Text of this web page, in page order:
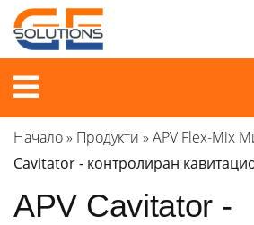
Продължете
към
съдържанието
Меню
Начало» Продукти » APV Flex-Mix
Cavitator - контролиран
APV Cavitator -